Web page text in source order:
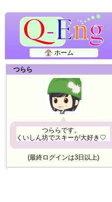
ホーム
つらら
つららです。
くいしん坊でスキーが大好き♡
(最終ログインは3日以上)